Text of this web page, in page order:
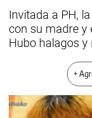
Invitada a PH,
con su madre y
Hubo halagos y
+